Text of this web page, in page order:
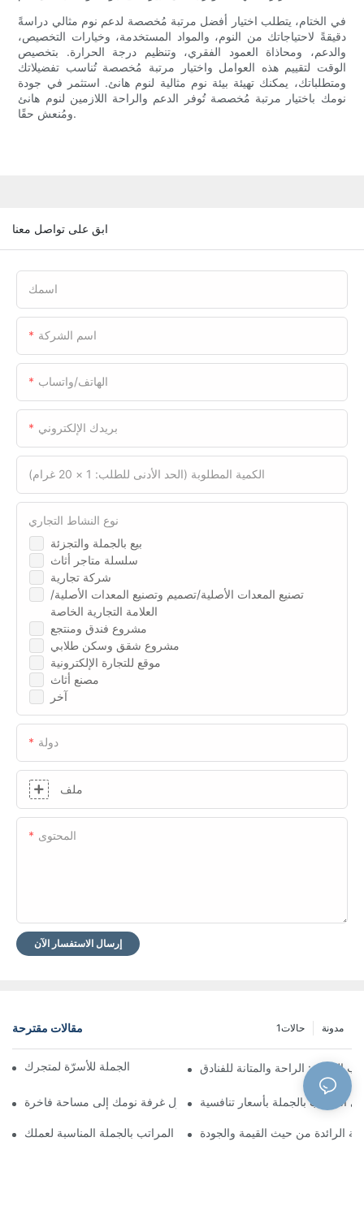
في الختام، يتطلب اختيار أفضل مرتبة مُخصصة لدعم نوم مثالي دراسةً
دقيقةً لاحتياجاتك من النوم، والمواد المستخدمة، وخيارات التخصيص،
والدعم، ومحاذاة العمود الفقري، وتنظيم درجة الحرارة. بتخصيص
الوقت لتقييم هذه العوامل واختيار مرتبة مُخصصة تُناسب تفضيلاتك
ومتطلباتك، يمكنك تهيئة بيئة نوم مثالية لنوم هانئ. استثمر في جودة
نومك باختيار مرتبة مُخصصة تُوفر الدعم والراحة اللازمين لنوم هانئ
ومُنعش حقًا.
ابق على تواصل معنا
اسمك
اسم الشركة
الهاتف/واتساب
بريدك الإلكتروني
الكمية المطلوبة (الحد الأدنى للطلب: 1 × 20 غرام)
بيع بالجملة والتجزئة
سلسلة متاجر أثاث
شركة تجارية
تصنيع المعدات الأصلية/تصميم وتصنيع المعدات الأصلية/
العلامة التجارية الخاصة
مشروع فندق ومنتجع
مشروع شقق وسكن طلابي
موقع للتجارة الإلكترونية
مصنع أثاث
آخر
نوع النشاط التجاري
دولة
ملف
المحتوى
إرسال الاستفسار الآن
مقالات مقترحة مدونة حالات1
العثور على أفضل موردي الجملة للأسرّة لمتجركالفنادق: الراحة والمتانة للفنادق
سرير جلدي مخصص: حوّل غرفة نومك إلى مساحة فاخرة
المراتب بالجملة بأسعار تنافسية
كيفية اختيار شركة بيع المراتب بالجملة المناسبة لعملك
الرائدة من حيث القيمة والجودة